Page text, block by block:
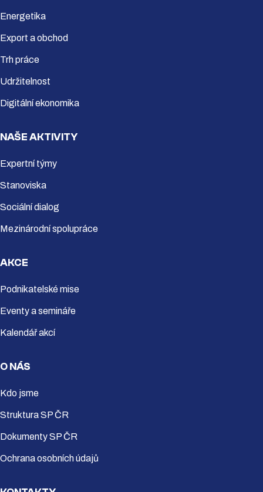
Energetika
Export a obchod
Trh práce
Udržitelnost
Digitální ekonomika
NAŠE AKTIVITY
Expertní týmy
Stanoviska
Sociální dialog
Mezinárodní spolupráce
AKCE
Podnikatelské mise
Eventy a semináře
Kalendář akcí
O NÁS
Kdo jsme
Struktura SP ČR
Dokumenty SP ČR
Ochrana osobních údajů